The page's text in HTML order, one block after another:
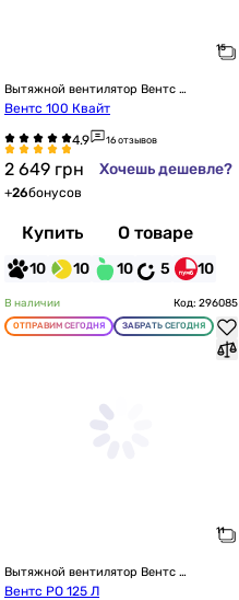
Вытяжной вентилятор Вентс
настенный
Вентс 100 Квайт
16 отзывов
2 649 грн Хочешь дешевле?
+26бонусов
Купить О товаре
10 10 10 5 10
В наличии Код: 296085
ОТПРАВИМ СЕГОДНЯ ЗАБРАТЬ СЕГОДНЯ
Вытяжной вентилятор Вентс
настенный
Вентс РО 125 Л